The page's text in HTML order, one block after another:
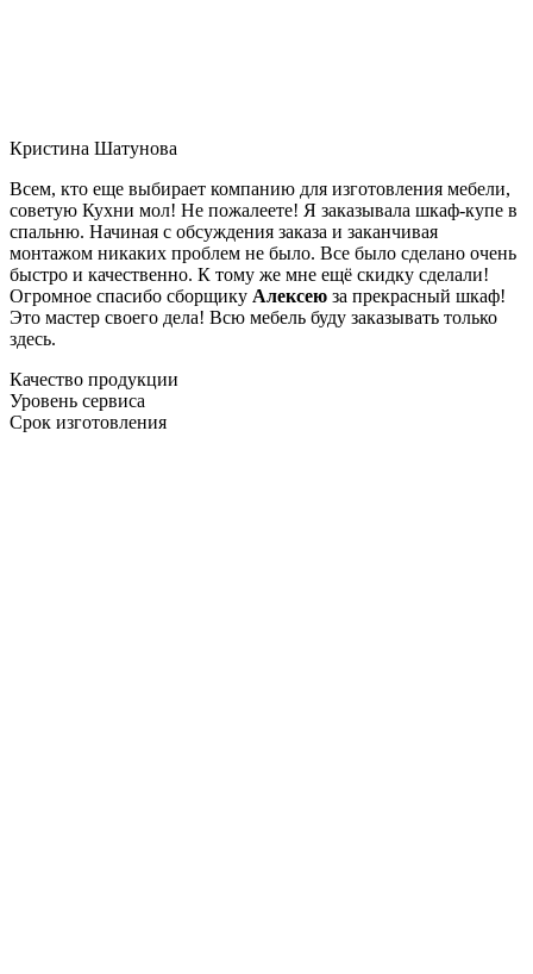
Кристина Шатунова
Всем, кто еще выбирает компанию для изготовления мебели,
советую Кухни мол! Не пожалеете! Я заказывала шкаф-купе в
спальню. Начиная с обсуждения заказа и заканчивая
монтажом никаких проблем не было. Все было сделано очень
быстро и качественно. К тому же мне ещё скидку сделали!
Огромное спасибо сборщику Алексею за прекрасный шкаф!
Это мастер своего дела! Всю мебель буду заказывать только
здесь.
Качество продукции
Уровень сервиса
Срок изготовления